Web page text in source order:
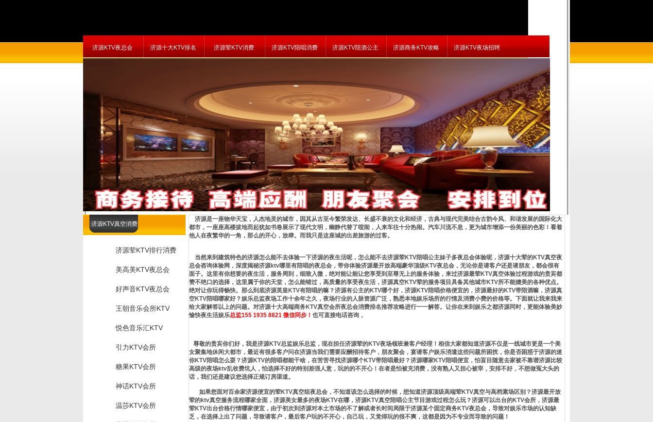
济源KTV夜总会 济源十大KTV排名 济源荤KTV消费 济源KTV陪唱消费 济源KTV陪酒公主 济源商务KTV攻略 济源KTV夜场招聘
济源是一座物华天宝，人杰地灵的城市，因其从古至今繁荣发达、长盛不衰的文化和经济，古典与现代完美结合古韵今风、和谐发展的国际化大
都市，一座座高楼拔地而起犹如书卷展示了现代文明，幽静代替了喧闹，人来车往十分热闹。汽车川流不息，更为城市增添一份美丽的色彩！看着
他人在夜繁华的一角，那么的开心，放肆。而我只是这座城的出差旅游的过客。
当然来到建筑特色的济源怎么能不去体验一下济源的夜生活呢，怎么能不去济源荤KTV陪唱公主妹子多夜总会体验呢，济源十大荤的KTV真空夜
总会咨询体验网，深度揭秘济源ktv哪里有陪唱的夜总会，带你体验济源最开放高端豪华顶级KTV夜总会，无论你是请客户还是请朋友，都会很有
面子。这里有你想要的夜生活，服务周到，细致入微，绝对能让能让您享受到至尊无上的服务体验，来过济源最荤KTV真空体验过程游戏的贵宾都
赞不绝口的选择，这里属于你的天堂，怎么能错过，高质量的享受夜生活，济源真空KTV荤的服务项目具备其他城市KTV所不能媲美的各种优点。
绝对让你玩得畅快。那么到底济源英皇KTV有陪唱的嘛？济源有公主的KTV哪个好，济源KTV陪唱价格便宜的，济源最好的KTV带陪酒嘛，济源真
空KTV陪唱哪家好？娱乐总监夜场工作十余年之久，夜场行业的人脉资源广泛，熟悉本地娱乐场所的行情及消费小费的价格等。下面就让我来我来
给大家解答以上的问题。对济源十大高端商务KTV真空会所夜总会消费排名推荐攻略进行一一解答。让你在来到娱乐之都济源同时，更能体验美妙
愉快夜生活娱乐总监155 1935 8821 微信同步！ 也可直接电话咨询，
尊敬的贵宾你们好，我是济源KTV总监娱乐总监，现在担任济源荤的KTV夜场领班兼客户经理！相信大家都知道济源不仅是一线城市更是一个美
女聚集地休闲大都市，最近有很多客户问在济源当我们需要应酬招待客户，朋友聚会，宴请客户娱乐消遣这些问题所困扰，你是否困惑于济源的迷
你KTV陪唱怎么耍？济源KTV的陪唱都能干啥，在苦苦寻找济源哪个KTV带陪唱最好？济源哪家KTV陪唱便宜，怕盲目随意去家被不靠谱济源比较
高级的夜场ktv乱收费坑人，怕选择不好的特别差强人意，玩的的不开心！在者是怕被充消费，没有熟人又担心被宰，安排不好，不想做冤大头的
话，我们还是建议您选择正规订房渠道。
如果您面对百余家济源便宜的荤KTV真空组夜总会，不知道该怎么选择的时候，想知道济源顶级高端荤KTV真空与高档素场区别？济源最开放
荤的ktv真空服务流程哪家全面，济源美女最多的夜场KTV在哪，济源KTV真空陪唱公主节目游戏过程怎么玩？济源可以出台的KTV会所，济源最
荤KTV出台价格行情哪家便宜，由于初次到济源对本土市场的不了解或者长时间局限于济源某个固定商务KTV夜总会，导致对娱乐市场的认知缺
乏，在选择上出了问题，导致请客户，最后客户玩的不开心，自己玩，又觉得玩的很不爽，这都是因为不专业而导致的问题！
济源KTV真空消费
济源荤KTV排行消费
美高美KTV夜总会
好声音KTV夜总会
王朝音乐会所KTV
悦色音乐汇KTV
引力KTV会所
糖果KTV会所
神话KTV会所
温莎KTV会所